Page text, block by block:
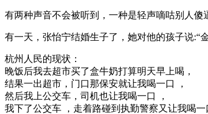
有两种声音不会被听到，一种是轻声嘀咕别人傻
有一天，张怡宁结婚生子了，她对他的孩子说:“
杭州人民的现状：
晚饭后我去超市买了盒牛奶打算明天早上喝，
结果一出超市，门口那保安就让我喝一口 ，
然后我上公交车，司机也让我喝一口 ，
我下了公交车 ，走着路碰到执勤警察又让我喝